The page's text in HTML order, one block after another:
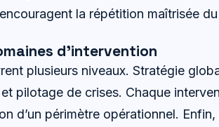
la répétition maîtrisée
d’intervention
plusieurs niveaux. Stratégie
pilotage de crises. Chaque
d’un périmètre opérationnel.